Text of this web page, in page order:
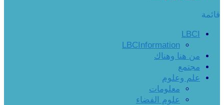
قائمة
LBCI
LBCInformation
من هنا وهناك
مجتمع
علم وعلوم
معلومات
علوم الفضاء